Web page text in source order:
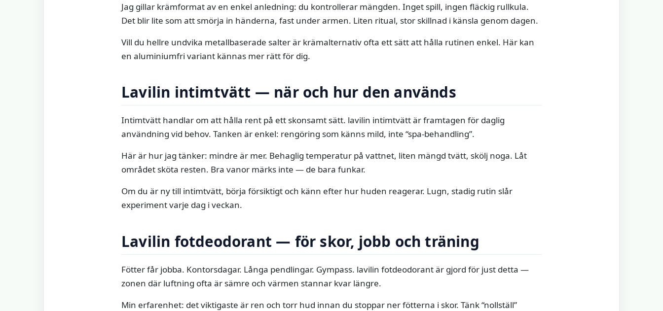
Jag gillar krämformat av en enkel anledning: du kontrollerar mängden. Inget spill, ingen fläckig rullkula.
Det blir lite som att smörja in händerna, fast under armen. Liten ritual, stor skillnad i känsla genom dagen.
Vill du hellre undvika metallbaserade salter är krämalternativ ofta ett sätt att hålla rutinen enkel. Här kan
en aluminiumfri variant kännas mer rätt för dig.
Lavilin intimtvätt — när och hur den används
Intimtvätt handlar om att hålla rent på ett skonsamt sätt. lavilin intimtvätt är framtagen för daglig
användning vid behov. Tanken är enkel: rengöring som känns mild, inte “spa-behandling”.
Här är hur jag tänker: mindre är mer. Behaglig temperatur på vattnet, liten mängd tvätt, skölj noga. Låt
området sköta resten. Bra vanor märks inte — de bara funkar.
Om du är ny till intimtvätt, börja försiktigt och känn efter hur huden reagerar. Lugn, stadig rutin slår
experiment varje dag i veckan.
Lavilin fotdeodorant — för skor, jobb och träning
Fötter får jobba. Kontorsdagar. Långa pendlingar. Gympass. lavilin fotdeodorant är gjord för just detta —
zonen där luftning ofta är sämre och värmen stannar kvar längre.
Min erfarenhet: det viktigaste är ren och torr hud innan du stoppar ner fötterna i skor. Tänk “nollställ”